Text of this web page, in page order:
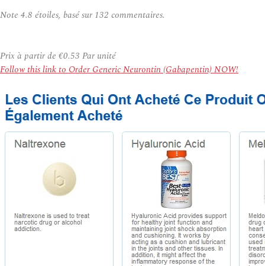
Note 4.8 étoiles, basé sur 132 commentaires.
Prix à partir de €0.53 Par unité
Follow this link to Order Generic Neurontin (Gabapentin) NOW!